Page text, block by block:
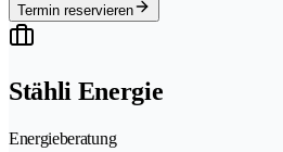
Termin reservieren
Stähli Energie
Energieberatung